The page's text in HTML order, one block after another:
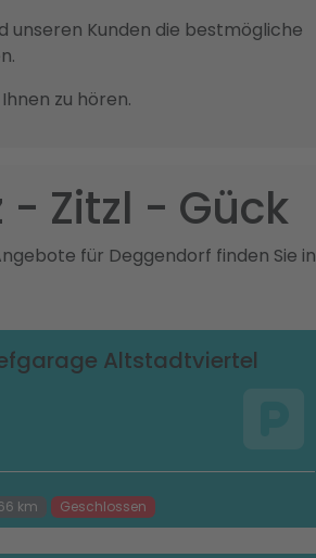
unseren Kunden die bestmögliche
zu hören.
- Zitzl - Gück
für Deggendorf finden Sie in
Altstadtviertel
km Geschlossen